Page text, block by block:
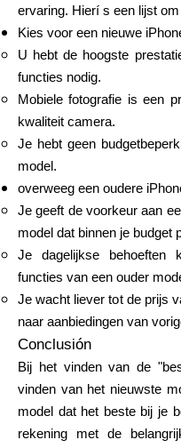
ervaring. Hierí s een lijst
Kies voor een nieuwe
U hebt de hoogste
functies nodig.
Mobiele fotografie is een
kwaliteit camera.
Je hebt geen
model.
overweeg een oudere
Je geeft de voorkeur aan
model dat binnen je budget
Je dagelijkse behoeften
functies van een ouder
Je wacht liever tot de prijs
naar aanbiedingen van
Conclusión
Bij het vinden van de
vinden van het nieuwste
model dat het beste bij je
rekening met de